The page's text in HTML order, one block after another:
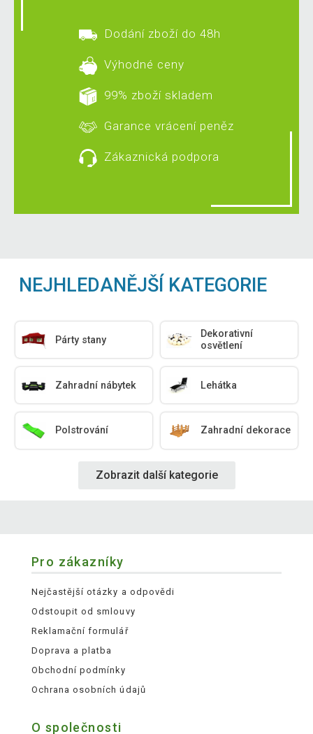
Dodání zboží do 48h
Výhodné ceny
99% zboží skladem
Garance vrácení peněz
Zákaznická podpora
NEJHLEDANĚJŠÍ KATEGORIE
Párty stany
Dekorativní
osvětlení
Zahradní nábytek Lehátka
Polstrování Zahradní dekorace
Zobrazit další kategorie
Pro zákazníky
Nejčastější otázky a odpovědi
Odstoupit od smlouvy
Reklamační formulář
Doprava a platba
Obchodní podmínky
Ochrana osobních údajů
O společnosti